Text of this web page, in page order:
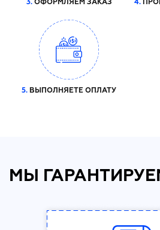
3.ОФОРМЛЯЕМ ЗАКАЗ 4.
5. ВЫПОЛНЯЕТЕ ОПЛАТУ
МЫ